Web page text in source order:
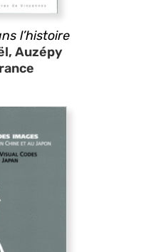
l’histoire
Auzépy